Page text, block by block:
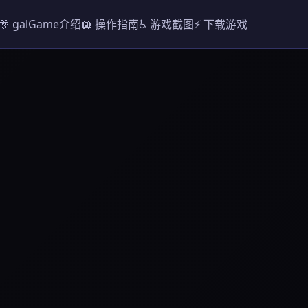
galGame介绍🛄 操作指南♿ 游戏截图⚡ 下载游戏